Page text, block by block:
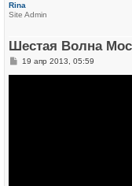
Rina
Site Admin
Шестая Волна
С19 апр 2013, 05:59